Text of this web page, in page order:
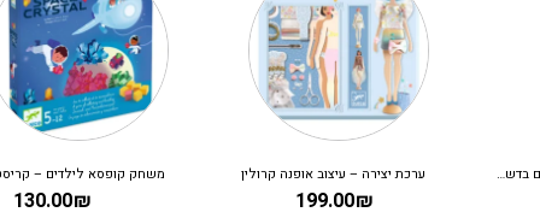
ערכת יצירה – עיצוב אופנה קרולין משחק קופסא לילדים – קריסטלים בחלל